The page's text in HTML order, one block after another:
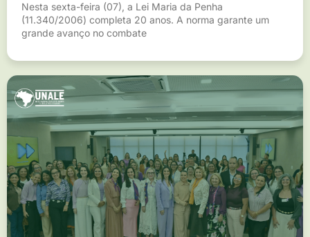
Nesta sexta-feira (07), a Lei Maria da Penha
(11.340/2006) completa 20 anos. A norma garante um
grande avanço no combate